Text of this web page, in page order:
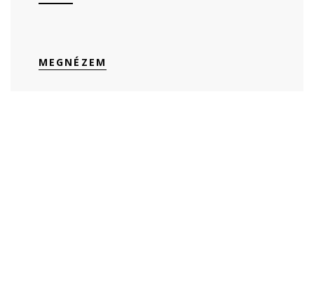
MEGNÉZEM